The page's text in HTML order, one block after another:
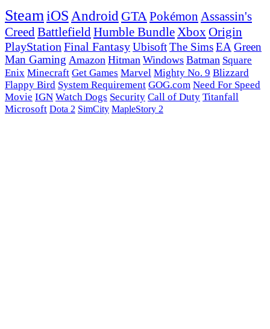
SteamiOS Android GTAPokémon Assassin's
CreedBattlefieldHumble Bundle Xbox Origin
PlayStation Final FantasyUbisoftThe Sims EA Green
Man Gaming Amazon Hitman Windows Batman Square
Enix Minecraft Get Games Marvel Mighty No. 9 Blizzard
Flappy Bird System Requirement GOG.com Need For Speed
Movie IGN Watch Dogs Security Call of Duty Titanfall
Microsoft Dota 2 SimCity MapleStory 2